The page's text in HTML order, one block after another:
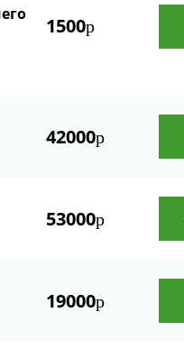
1500р
42000р
53000р
19000р